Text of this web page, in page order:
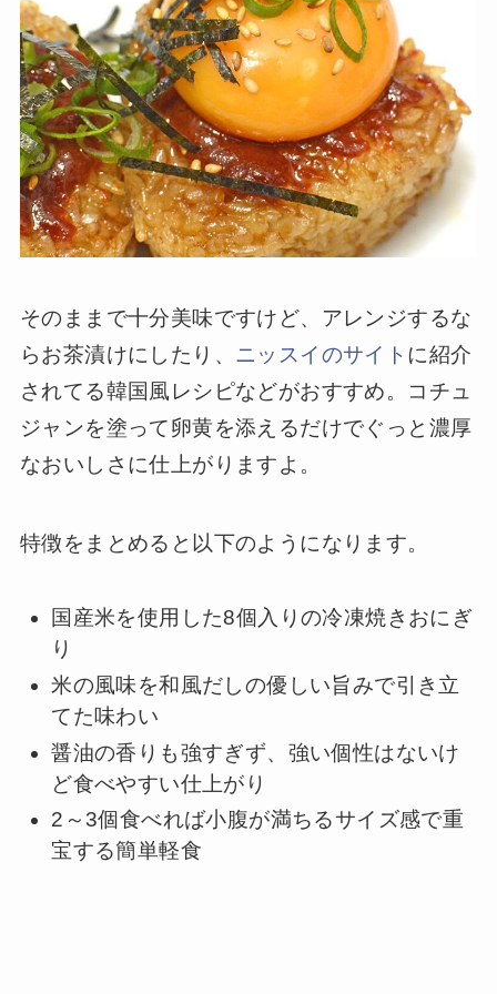
そのままで十分美味ですけど、アレンジするな
らお茶漬けにしたり、 ニッスイのサイト に紹介
されてる韓国風レシピなどがおすすめ。コチュ
ジャンを塗って卵黄を添えるだけでぐっと濃厚
なおいしさに仕上がりますよ。
特徴をまとめると以下のようになります。
国産米を使用した8個入りの冷凍焼きおにぎ
り
米の風味を和風だしの優しい旨みで引き立
てた味わい
醤油の香りも強すぎず、強い個性はないけ
ど食べやすい仕上がり
2～3個食べれば小腹が満ちるサイズ感で重
宝する簡単軽食